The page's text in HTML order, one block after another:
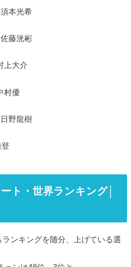
本光希
藤洸彬
大介
優
野龍樹
ト・世界ランキング│
ンキングを随分、上げている選